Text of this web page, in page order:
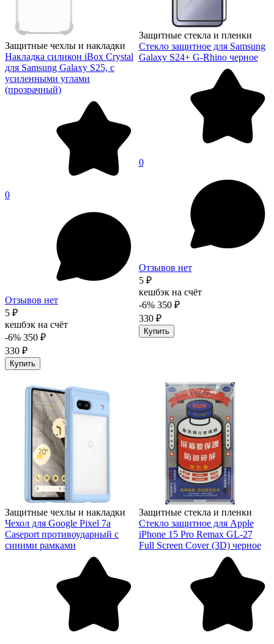
Защитные чехлы и накладки
Накладка силикон iBox Crystal
для Samsung Galaxy S25, с
усиленными углами
(прозрачный)
0
Отзывов нет
5 ₽
кешбэк на счёт
-6% 350 ₽
330 ₽
Купить
Защитные стекла и пленки
Стекло защитное для Samsung
Galaxy S24+ G-Rhino черное
0
Отзывов нет
5 ₽
кешбэк на счёт
-6% 350 ₽
330 ₽
Купить
Защитные чехлы и накладки
Чехол для Google Pixel 7a
Caseport противоударный с
синими рамками
Защитные стекла и пленки
Стекло защитное для Apple
iPhone 15 Pro Remax GL-27
Full Screen Cover (3D) черное